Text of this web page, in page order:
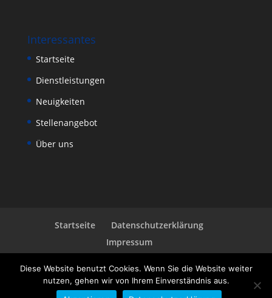
Interessantes
Startseite
Dienstleistungen
Neuigkeiten
Stellenangebot
Über uns
Startseite
Datenschutzerklärung
Impressum
Diese Website benutzt Cookies. Wenn Sie die Website weiter
nutzen, gehen wir von Ihrem Einverständnis aus.